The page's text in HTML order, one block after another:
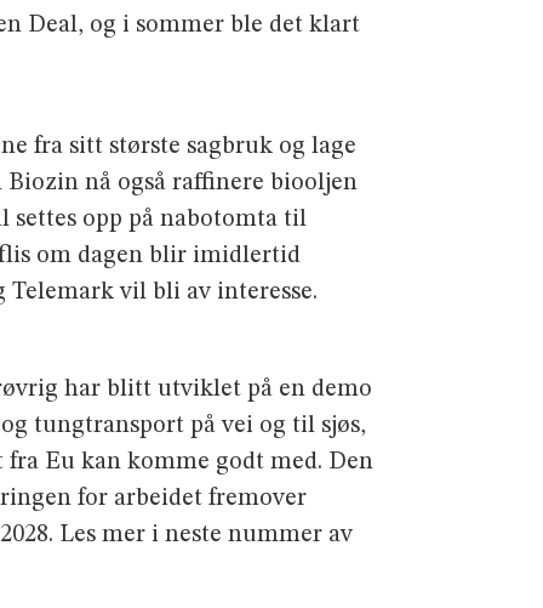
Deal, og i sommer ble det klart
fra sitt største sagbruk og lage
nå også raffinere biooljen
settes opp på nabotomta til
om dagen blir imidlertid
vil bli av interesse.
har blitt utviklet på en demo
tungtransport på vei og til sjøs,
Eu kan komme godt med. Den
for arbeidet fremover
Les mer i neste nummer av